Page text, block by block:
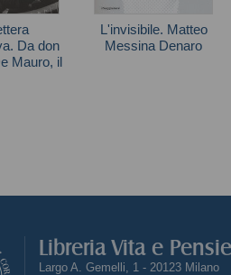
Da don
Mauro, il
L'invisibile. Matteo
Messina Denaro
Libreria Vita e
Largo A. Gemelli, 1 - 20123 Milano